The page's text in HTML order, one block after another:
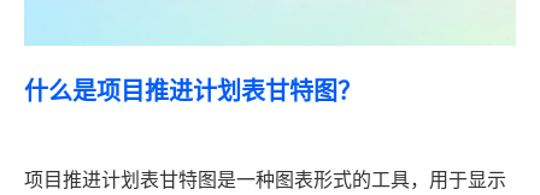
什么是项目推进计划表甘特图？
项目推进计划表甘特图是一种图表形式的工具，用于显示